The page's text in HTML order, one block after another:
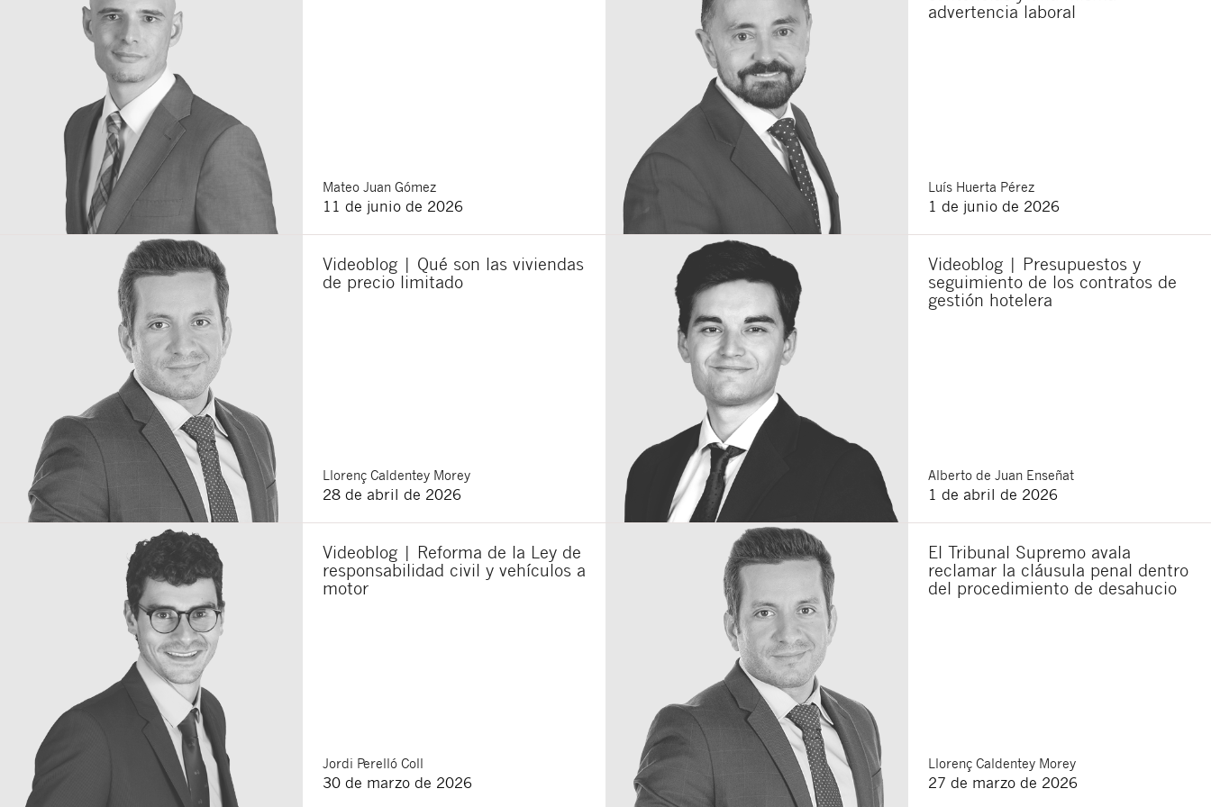
Mateo Juan Gómez
11 de junio de 2026
advertencia laboral
Luís Huerta Pérez
1 de junio de 2026
Videoblog | Qué son las viviendas
de precio limitado
Llorenç Caldentey Morey
28 de abril de 2026
Videoblog | Presupuestos y
seguimiento de los contratos de
gestión hotelera
Alberto de Juan Enseñat
1 de abril de 2026
Videoblog | Reforma de la Ley de
responsabilidad civil y vehículos a
motor
Jordi Perelló Coll
30 de marzo de 2026
El Tribunal Supremo avala
reclamar la cláusula penal dentro
del procedimiento de desahucio
Llorenç Caldentey Morey
27 de marzo de 2026